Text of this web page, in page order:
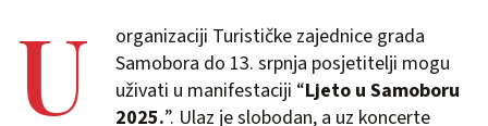
U
organizaciji Turističke zajednice grada
Samobora do 13. srpnja posjetitelji mogu
uživati u manifestaciji “Ljeto u Samoboru
2025.”. Ulaz je slobodan, a uz koncerte